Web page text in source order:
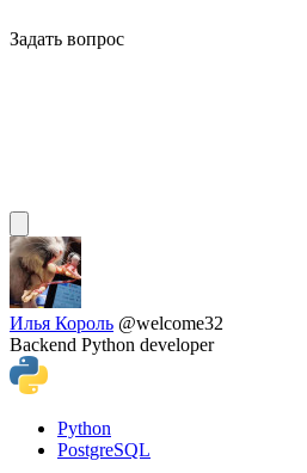
Задать вопрос
Илья Король @welcome32
Backend Python developer
Python
PostgreSQL